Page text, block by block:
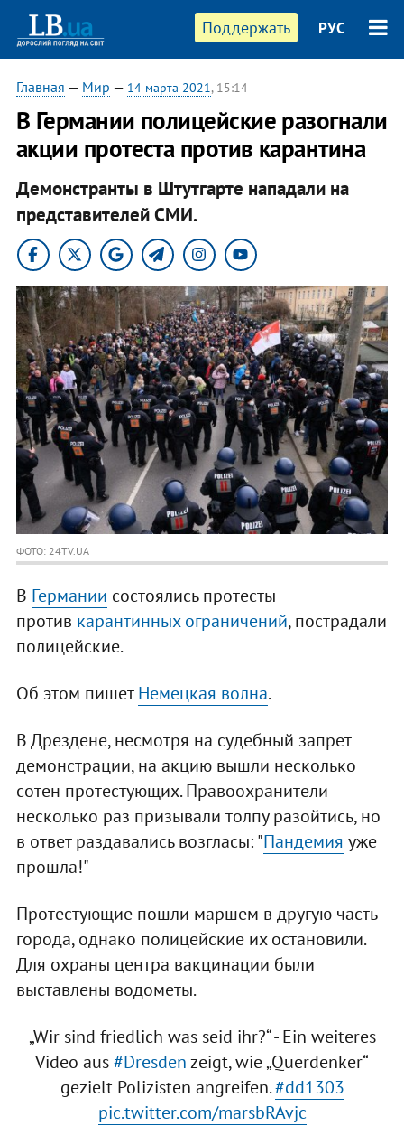
Поддержать РУС
Главная — Мир — 14 марта 2021, 15:14
В Германии полицейские разогнали
акции протеста против карантина
Демонстранты в Штутгарте нападали на
представителей СМИ.
ФОТО: 24TV.UA
В Германии состоялись протесты
против карантинных ограничений, пострадали
полицейские.
Об этом пишетНемецкая волна.
В Дрездене, несмотря на судебный запрет
демонстрации, на акцию вышли несколько
сотен протестующих. Правоохранители
несколько раз призывали толпу разойтись, но
в ответ раздавались возгласы: "Пандемия уже
прошла!"
Протестующие пошли маршем в другую часть
города, однако полицейские их остановили.
Для охраны центра вакцинации были
выставлены водометы.
„Wir sind friedlich was seid ihr?“ - Ein weiteres
Video aus#Dresdenzeigt, wie „Querdenker“
gezielt Polizisten angreifen.#dd1303
pic.twitter.com/marsbRAvjc